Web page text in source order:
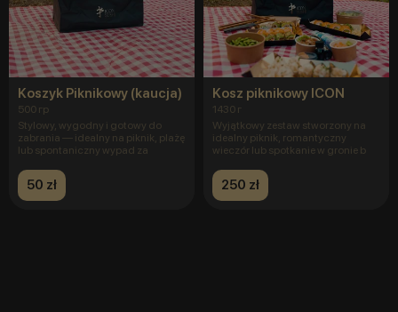
Koszyk Piknikowy (kaucja)
500 гр
Stylowy, wygodny i gotowy do
zabrania — idealny na piknik, plażę
lub spontaniczny wypad za
50 zł
Kosz piknikowy ICON
1430 г
Wyjątkowy zestaw stworzony na
idealny piknik, romantyczny
wieczór lub spotkanie w gronie b
250 zł